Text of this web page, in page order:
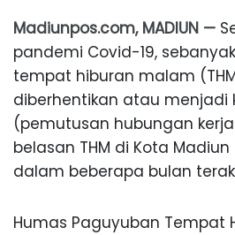
Madiunpos.com, MADIUN —
pandemi Covid-19,
tempat hiburan malam
diberhentikan atau menjadi
(pemutusan hubungan
belasan THM di Kota
dalam beberapa bulan
Humas Paguyuban Tempat